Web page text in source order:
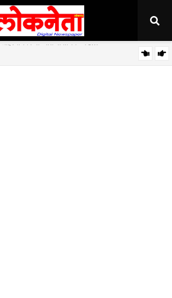
अहिल्यानगर राज्यात सर्वाधिक थंड..!